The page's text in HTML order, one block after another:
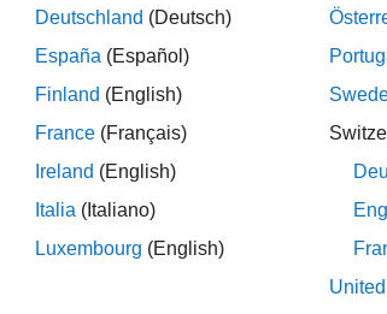
Simulink® Control Design™ software to
目の例
DC-DC Converter Model
a model of a DC-DC converter using
PI Controller for DC-DC Converter
a PI controller for a DC-DC converter
Linearizer, Frequency Response Estimator,
Deutschland (Deutsch)
España (Español)
Finland (English)
France (Français)
Ireland (English)
Italia (Italiano)
Luxembourg (English)